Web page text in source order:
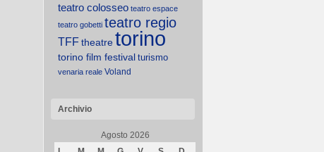
teatro colosseo teatro espace
teatro gobetti teatro regio
TFFtheatretorino
torino film festival turismo
venaria reale Voland
Archivio
Agosto 2026